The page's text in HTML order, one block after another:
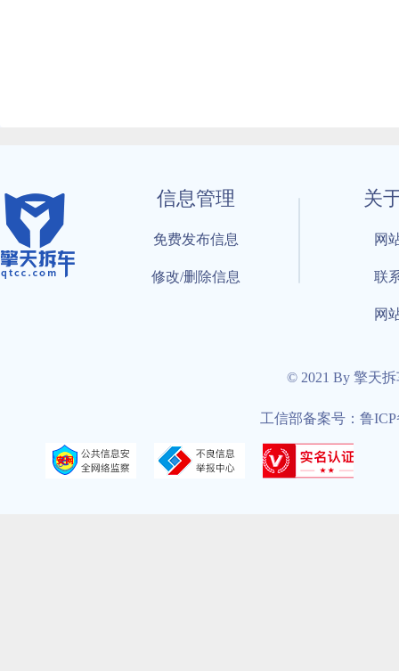
信息管理
免费发布信息
修改/删除信息
关
网
联
网
© 2021 By 擎天
工信部备案号：鲁